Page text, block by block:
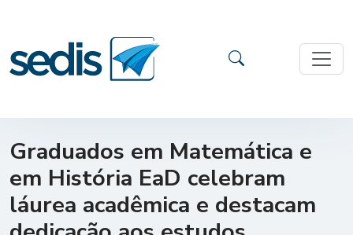
Graduados em Matemática e
em História EaD celebram
láurea acadêmica e destacam